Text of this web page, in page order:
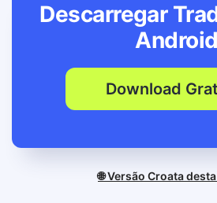
Descarregar
Android
Download